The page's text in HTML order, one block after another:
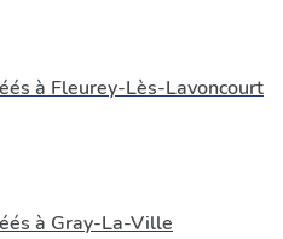
à Fleurey-Lès-Lavoncourt
à Gray-La-Ville